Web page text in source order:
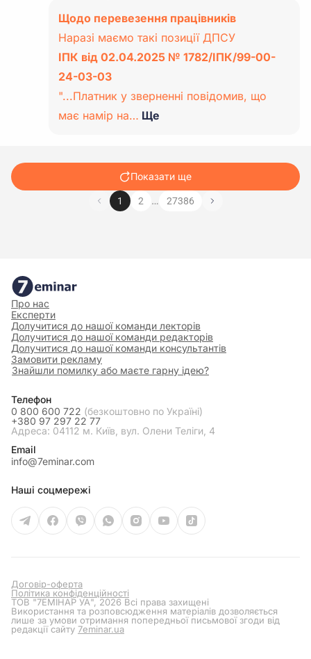
Щодо перевезення працівників
Наразі маємо такі позиції ДПСУ
ІПК від 02.04.2025 № 1782/ІПК/99-00-
24-03-03
"...Платник у зверненні повідомив, що
має намір на… Ще
Показати ще
1 2 … 27386
Про нас
Експерти
Долучитися до нашої команди лекторів
Долучитися до нашої команди редакторів
Долучитися до нашої команди консультантів
Замовити рекламу
Знайшли помилку або маєте гарну ідею?
Телефон
0 800 600 722 (безкоштовно по Україні)
+380 97 297 22 77
Адреса: 04112 м. Київ, вул. Олени Теліги, 4
Email
info@7eminar.com
Наші соцмережі
Договір-оферта
Політика конфіденційності
ТОВ "7ЕМІНАР УА", 2026 Всі права захищені
Використання та розповсюдження матеріалів дозволяється
лише за умови отримання попередньої письмової згоди від
редакції сайту 7eminar.ua